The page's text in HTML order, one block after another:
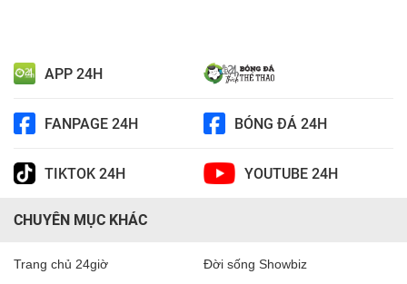
APP 24H
FANPAGE 24H BÓNG ĐÁ 24H
TIKTOK 24H YOUTUBE 24H
CHUYÊN MỤC KHÁC
Trang chủ 24giờ Đời sống Showbiz